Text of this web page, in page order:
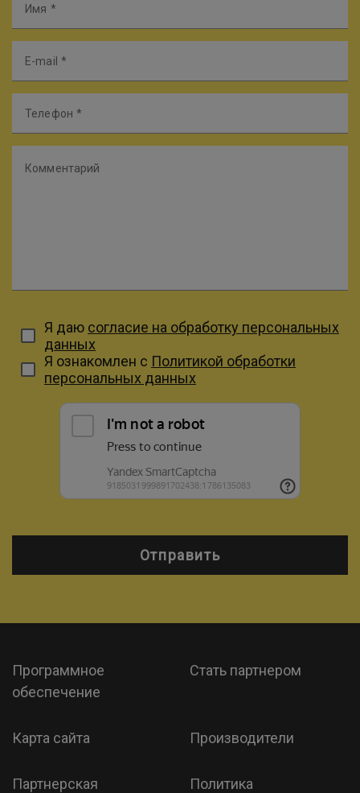
Имя
E-mail
Телефон
Комментарий
Я даю согласие на обработку персональных
данных
Я ознакомлен с Политикой обработки
персональных данных
Отправить
Программное
обеспечение
Стать партнером
Карта сайта Производители
Партнерская
Политика